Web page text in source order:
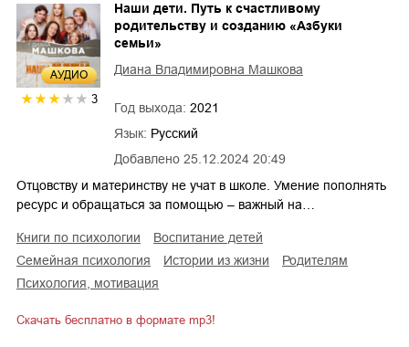
AУДИО
3
Добавлено 25.12.2024 20:49
Наши дети. Путь к счастливому
родительству и созданию «Азбуки
семьи»
Диана Владимировна Машкова
Год выхода: 2021
Язык: Русский
Отцовству и материнству не учат в школе. Умение пополнять
ресурс и обращаться за помощью – важный на…
книги по психологии
воспитание детей
семейная психология
истории из жизни
родителям
психология, мотивация
Скачать бесплатно в формате mp3!